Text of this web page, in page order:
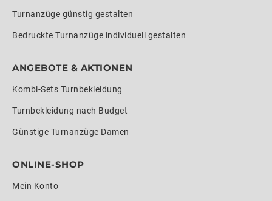
Turnanzüge günstig gestalten
Bedruckte Turnanzüge individuell gestalten
ANGEBOTE & AKTIONEN
Kombi-Sets Turnbekleidung
Turnbekleidung nach Budget
Günstige Turnanzüge Damen
ONLINE-SHOP
Mein Konto